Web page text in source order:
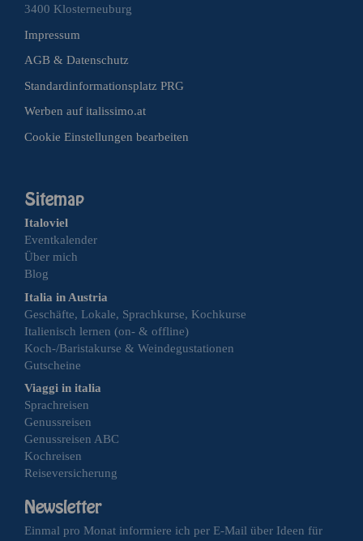
3400 Klosterneuburg
Impressum
AGB & Datenschutz
Standardinformationsplatz PRG
Werben auf italissimo.at
Cookie Einstellungen bearbeiten
Italoviel
Eventkalender
Über mich
Blog
Italia in Austria
Geschäfte, Lokale, Sprachkurse, Kochkurse
Italienisch lernen (on- & offline)
Koch-/Baristakurse & Weindegustationen
Gutscheine
Viaggi in italia
Sprachreisen
Genussreisen
Genussreisen ABC
Kochreisen
Reiseversicherung
Einmal pro Monat informiere ich per E-Mail über Ideen für